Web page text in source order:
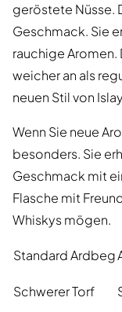
geröstete Nüsse.
Geschmack. Sie
rauchige Aromen.
weicher an als
neuen Stil von
Wenn Sie neue
besonders. Sie
Geschmack mit
Flasche mit
Whiskys mögen.
Standard Ardbeg
Schwerer Torf